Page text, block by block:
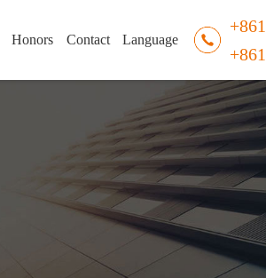
Honors Contact Language